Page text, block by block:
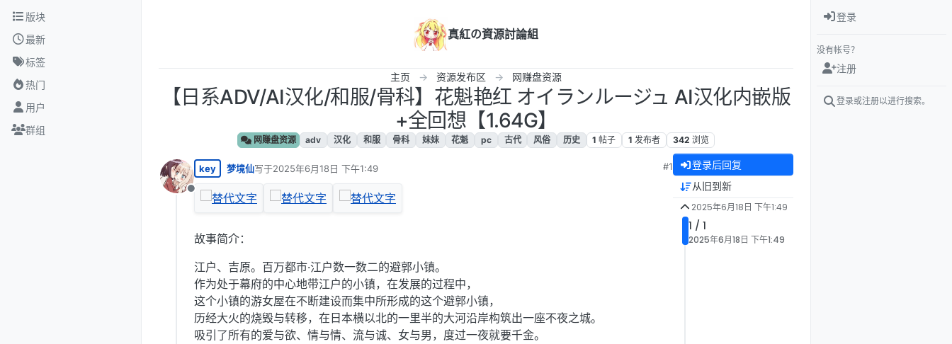
跳转至内容
版块
最新
标签
热门
用户
群组
真紅の資源討論組
主页 资源发布区 网赚盘资源
【日系ADV/AI汉化/和服/骨科】花魁艳红 オイランルージュ AI汉化内嵌版
+全回想【1.64G】
网赚盘资源 adv 汉化 和服 骨科 妹妹 花魁 pc 古代 风俗 历史 1 帖子 1 发布者 342 浏览
离线
key 梦境仙写于2025年6月18日 下午1:49
最后由 编辑
#1
故事简介：
江户、吉原。百万都市·江户数一数二的避郭小镇。
作为处于幕府的中心地带江户的小镇，在发展的过程中，
这个小镇的游女屋在不断建设而集中所形成的这个避郭小镇，
历经大火的烧毁与转移，在日本横以北的一里半的大河沿岸构筑出一座不夜之城。
吸引了所有的爱与欲、情与情、流与诚、女与男，度过一夜就要千金。
登录后回复
从旧到新
2025年6月18日 下午1:49
1 / 1
2025年6月18日 下午1:49
登录
没有帐号？
注册
登录或注册以进行搜索。